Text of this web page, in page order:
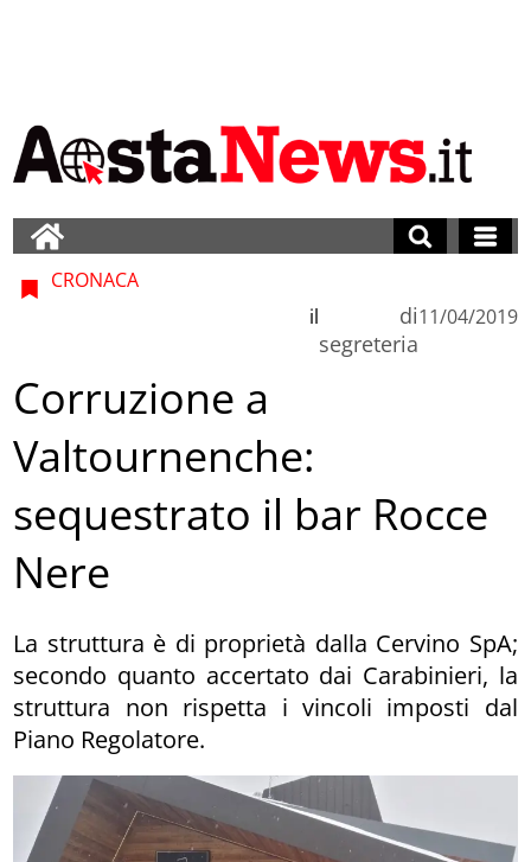
CRONACA
di
segreteria
il 11/04/2019
Corruzione a
Valtournenche:
sequestrato il bar Rocce
Nere
La struttura è di proprietà dalla Cervino SpA;
secondo quanto accertato dai Carabinieri, la
struttura non rispetta i vincoli imposti dal
Piano Regolatore.